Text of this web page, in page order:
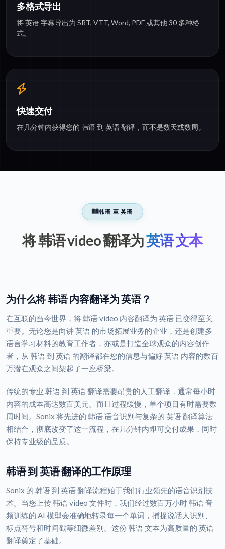
多格式导出
将 英语 字幕导出为 SRT, VTT, Word, PDF 或其他 30 多种格
式。
快速交付
在几分钟内获得您的 韩语 到 英语 翻译，而不是数天或数周。
韩语 至 英语
将 韩语 video 翻译为英语 文本
为什么将 韩语 内容翻译为 英语？
在互联的当今世界，将 韩语 video 内容翻译为 英语 已变得至关
重要。无论您是向讲 英语 的市场拓展业务的企业，还是创建多
语言学习材料的教育工作者，亦或是打造全球观众的内容创作
者，从 韩语 到 英语 的翻译都在您的信息与偏好 英语 内容的数百
万潜在观众之间架起了一座桥梁。
传统的专业 韩语 到 英语 翻译需要昂贵的人工翻译，通常每小时
内容的成本高达数百美元。而且过程缓慢，单个项目有时需要数
周时间。Sonix 将先进的 韩语 语音识别与复杂的 英语 翻译算法
相结合，彻底改变了这一流程，在几分钟内即可交付成果，同时
保持专业级的品质。
韩语 到 英语 翻译的工作原理
Sonix 的 韩语 到 英语 翻译流程始于我们行业领先的语音识别技
术。当您上传 韩语 video 文件时，我们经过数百万小时 韩语 音
频训练的 AI 模型会准确地转录每一个单词，捕捉说话人识别、
标点符号和时间戳等细微差别。这份 韩语 文本为高质量的 英语
翻译奠定了基础。